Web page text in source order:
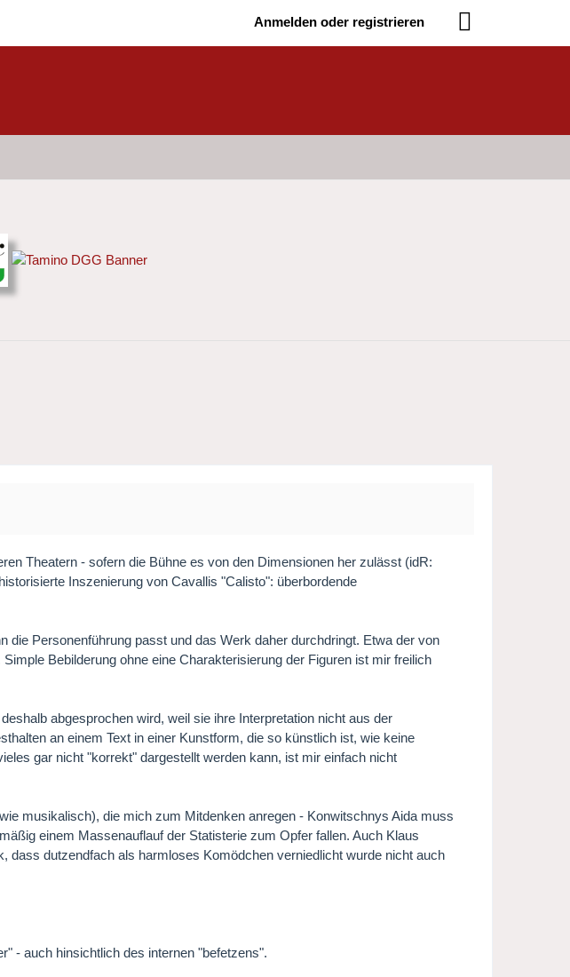
Anmelden oder registrieren
Theatern - sofern die Bühne es von den Dimensionen her zulässt (idR:
Inszenierung von Cavallis "Calisto": überbordende
Personenführung passt und das Werk daher durchdringt. Etwa der von
Bebilderung ohne eine Charakterisierung der Figuren ist mir freilich
abgesprochen wird, weil sie ihre Interpretation nicht aus der
an einem Text in einer Kunstform, die so künstlich ist, wie keine
gar nicht "korrekt" dargestellt werden kann, ist mir einfach nicht
musikalisch), die mich zum Mitdenken anregen - Konwitschnys Aida muss
einem Massenauflauf der Statisterie zum Opfer fallen. Auch Klaus
dass dutzendfach als harmloses Komödchen verniedlicht wurde nicht auch
- auch hinsichtlich des internen "befetzens".